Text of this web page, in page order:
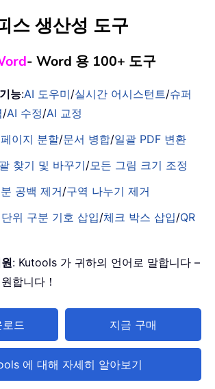
스 생산성 도구
- Word 용 100+ 도구
능:AI 도우미/실시간 어시스턴트/슈퍼
/AI 수정/AI 교정
페이지 분할/문서 병합/일괄 PDF 변환
찾기 및 바꾸기/모든 그림 크기 조정
공백 제거/구역 나누기 제거
위 구분 기호 삽입/체크 박스 삽입/QR
: Kutools 가 귀하의 언어로 말합니다 –
합니다！
드 지금 구매
에 대해 자세히 알아보기